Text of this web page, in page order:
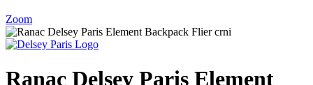
Zoom
Ranac Delsey Paris Element